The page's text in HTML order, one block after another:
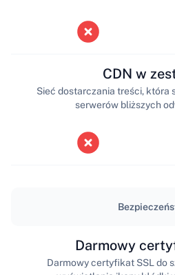
CDN w
Sieć dostarczania treści, która
serwerów bliższych
Darmowy
Darmowy certyfikat SSL do